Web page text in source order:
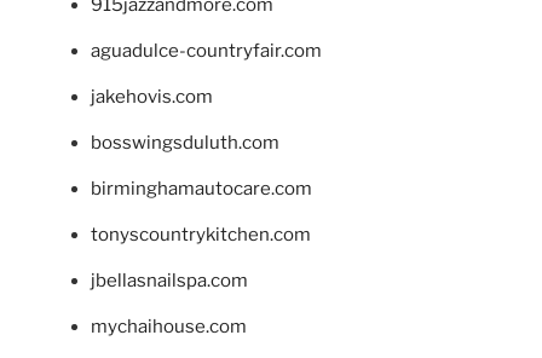
915jazzandmore.com
aguadulce-countryfair.com
jakehovis.com
bosswingsduluth.com
birminghamautocare.com
tonyscountrykitchen.com
jbellasnailspa.com
mychaihouse.com